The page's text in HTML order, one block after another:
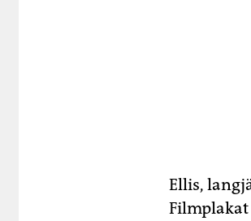
Ellis,
Filmplakat